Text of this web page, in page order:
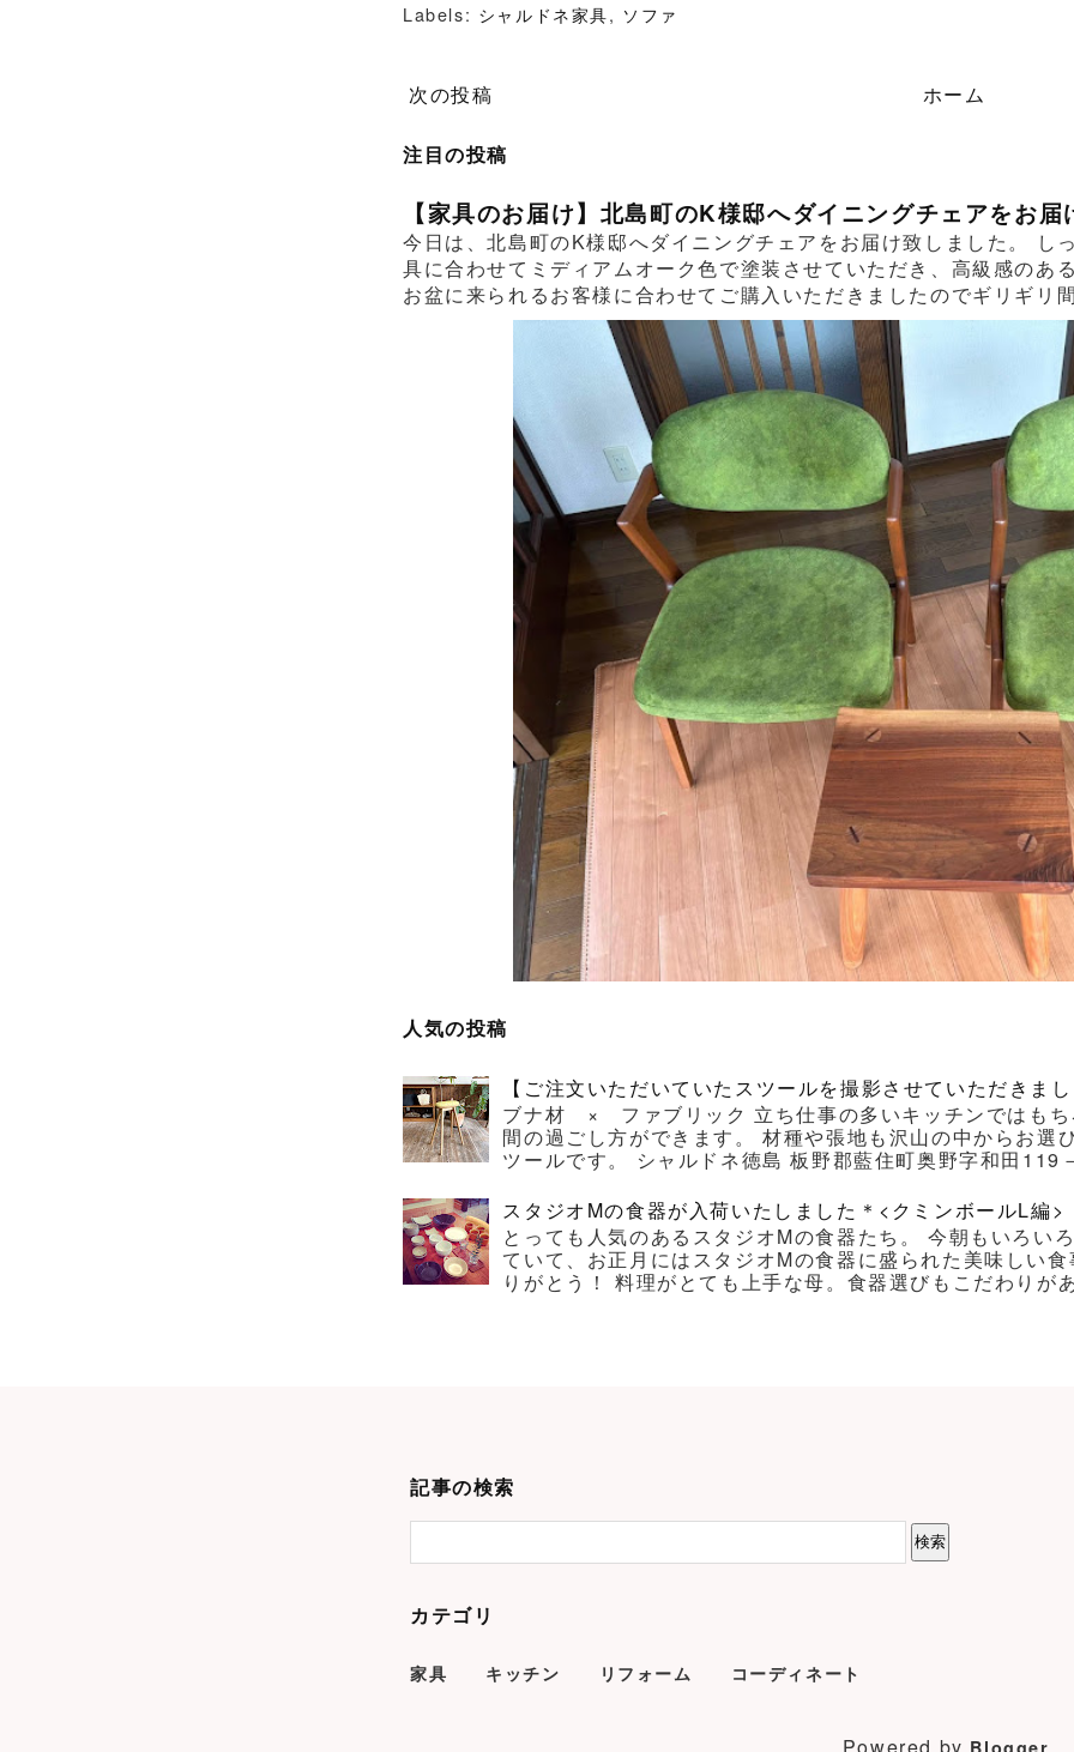
Labels: シャルドネ家具, ソファ
次の投稿 ホーム
注目の投稿
【家具のお届け】北島町のK様邸へダイニングチェアをお
今日は、北島町のK様邸へダイニングチェアをお届け致しました。 し
具に合わせてミディアムオーク色で塗装させていただき、高級感のあ
お盆に来られるお客様に合わせてご購入いただきましたのでギリギリ
人気の投稿
【ご注文いただいていたスツールを撮影させていただきま
ブナ材 × ファブリック 立ち仕事の多いキッチンではもち
間の過ごし方ができます。 材種や張地も沢山の中からお選
ツールです。 シャルドネ徳島 板野郡藍住町奥野字和田
スタジオMの食器が入荷いたしました＊<クミンボールL編>
とっても人気のあるスタジオMの食器たち。 今朝もいろい
ていて、お正月にはスタジオMの食器に盛られた美味しい
りがとう！ 料理がとても上手な母。食器選びもこだわりが
記事の検索
カテゴリ
家具 キッチン リフォーム コーディネート